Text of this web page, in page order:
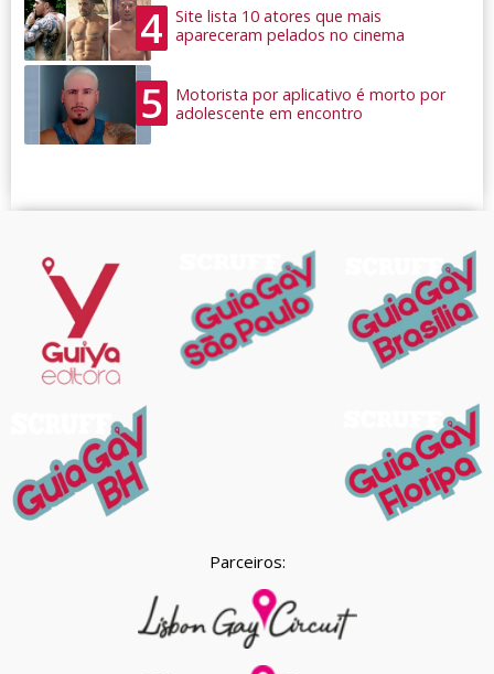
4
Site lista 10 atores que mais
apareceram pelados no cinema
5
Motorista por aplicativo é morto por
adolescente em encontro
Parceiros: